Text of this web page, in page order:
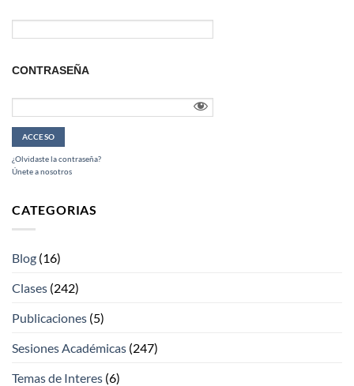
CONTRASEÑA
¿Olvidaste la contraseña?
Únete a nosotros
CATEGORIAS
Blog (16)
Clases (242)
Publicaciones (5)
Sesiones Académicas (247)
Temas de Interes (6)